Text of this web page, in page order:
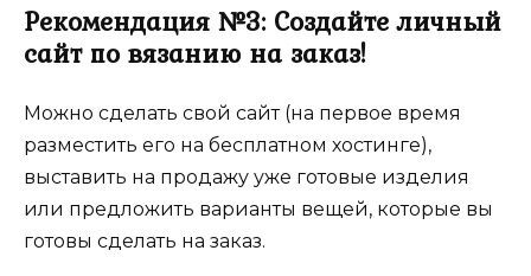
Рекомендация №3: Создайте личный
сайт по вязанию на заказ!
Можно сделать свой сайт (на первое время
разместить его на бесплатном хостинге),
выставить на продажу уже готовые изделия
или предложить варианты вещей, которые вы
готовы сделать на заказ.